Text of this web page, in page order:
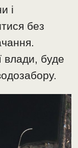
і
без
влади, буде